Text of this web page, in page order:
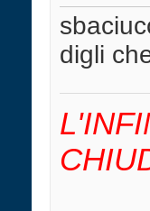
digli